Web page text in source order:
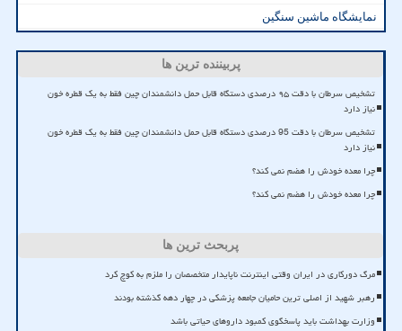
نمایشگاه ماشین سنگین
پربیننده ترین ها
تشخیص سرطان با دقت ۹۵ درصدی دستگاه قابل حمل دانشمندان چین فقط به یک قطره خون
نیاز دارد
تشخیص سرطان با دقت 95 درصدی دستگاه قابل حمل دانشمندان چین فقط به یک قطره خون
نیاز دارد
چرا معده خودش را هضم نمی کند؟
چرا معده خودش را هضم نمی کند؟
پربحث ترین ها
مرگ دورکاری در ایران وقتی اینترنت ناپایدار متخصصان را ملزم به کوچ کرد
رهبر شهید از اصلی ترین حامیان جامعه پزشکی در چهار دهه گذشته بودند
وزارت بهداشت باید پاسخگوی کمبود داروهای حیاتی باشد